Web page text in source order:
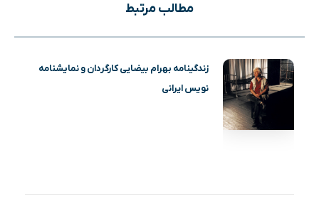
مطالب مرتبط
زندگینامه بهرام بیضایی کارگردان و نمایشنامه
نویس ایرانی